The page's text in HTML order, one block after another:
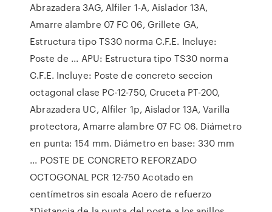
Abrazadera 3AG, Alfiler 1-A, Aislador 13A,
Amarre alambre 07 FC 06, Grillete GA,
Estructura tipo TS30 norma C.F.E. Incluye:
Poste de ... APU: Estructura tipo TS30 norma
C.F.E. Incluye: Poste de concreto seccion
octagonal clase PC-12-750, Cruceta PT-200,
Abrazadera UC, Alfiler 1p, Aislador 13A, Varilla
protectora, Amarre alambre 07 FC 06. Diámetro
en punta: 154 mm. Diámetro en base: 330 mm
... POSTE DE CONCRETO REFORZADO
OCTOGONAL PCR 12-750 Acotado en
centímetros sin escala Acero de refuerzo